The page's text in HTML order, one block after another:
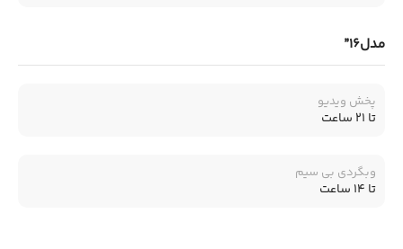
مدل16”
پخش ویدیو
تا 21 ساعت
وبگردی بی سیم
تا 14 ساعت